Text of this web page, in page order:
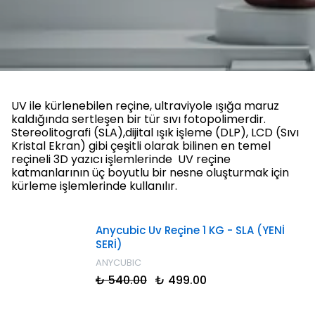
UV ile kürlenebilen reçine, ultraviyole ışığa maruz
kaldığında sertleşen bir tür sıvı fotopolimerdir.
Stereolitografi (SLA),dijital ışık işleme (DLP), LCD (Sıvı
Kristal Ekran) gibi çeşitli olarak bilinen en temel
reçineli 3D yazıcı işlemlerinde UV reçine
katmanlarının üç boyutlu bir nesne oluşturmak için
kürleme işlemlerinde kullanılır.
Anycubic Uv Reçine 1 KG - SLA (YENİ
SERİ)
ANYCUBIC
₺ 540.00 ₺ 499.00